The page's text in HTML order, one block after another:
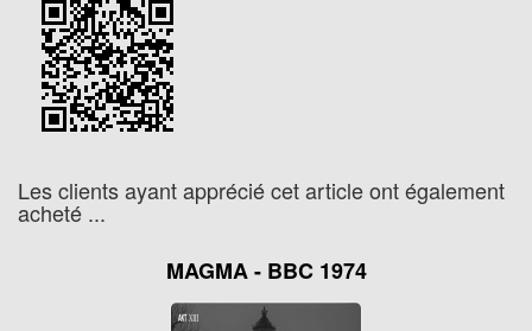
Les clients ayant apprécié cet article ont également
acheté ...
MAGMA - BBC 1974